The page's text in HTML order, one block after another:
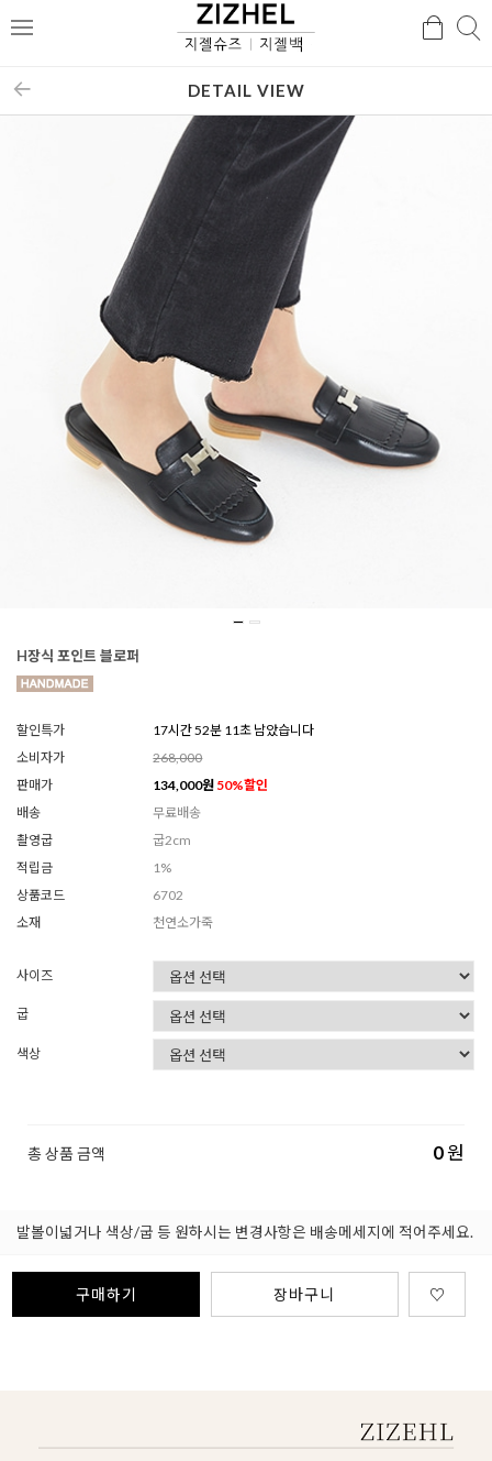
메
검
DETAIL VIEW
H장식 포인트 블로퍼
할인특가
17시간 52분 09초 남았습니다
소비자가
268,000
판매가
134,000원 50%할인
배송
무료배송
촬영굽
굽2cm
적립금
1%
상품코드
6702
소재
천연소가죽
사이즈
굽
색상
총 상품 금액 0원
발볼이넓거나 색상/굽 등 원하시는 변경사항은 배송메세지에 적어주세요.
구매하기 장바구니 ♡